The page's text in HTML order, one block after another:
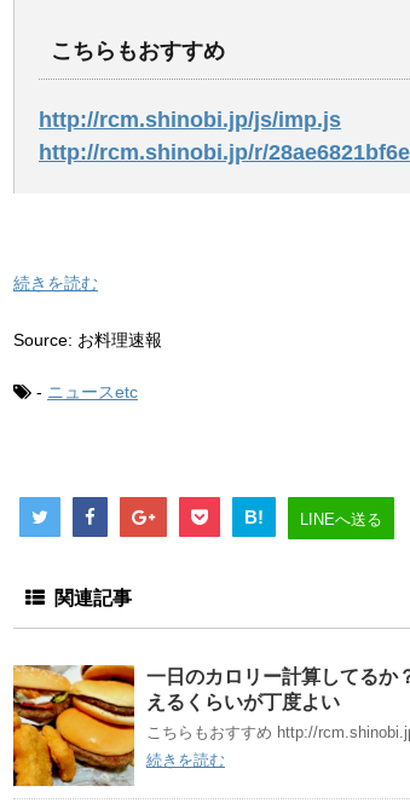
こちらもおすすめ
http://rcm.shinobi.jp/js/imp.js
http://rcm.shinobi.jp/r/
続きを読む
Source: お料理速報
- ニュースetc
B! LINEへ送る
関連記事
一日のカロリー計算してる
えるくらいが丁度よい
こちらもおすすめ http://
続きを読む